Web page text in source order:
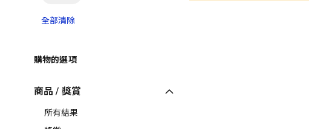
全部清除
購物的選項
商品 / 獎賞
所有結果